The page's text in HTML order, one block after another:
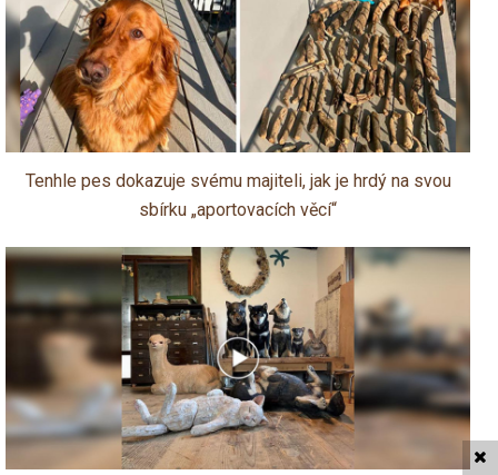
Tenhle pes dokazuje svému majiteli, jak je hrdý na svou
sbírku „aportovacích věcí“